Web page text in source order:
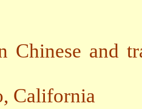
Chinese and
California